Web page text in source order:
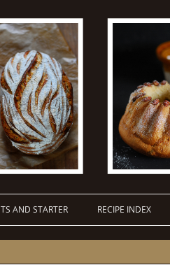
AND STARTER RECIPE INDEX